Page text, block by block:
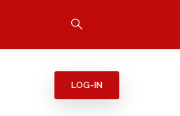
LOG-IN